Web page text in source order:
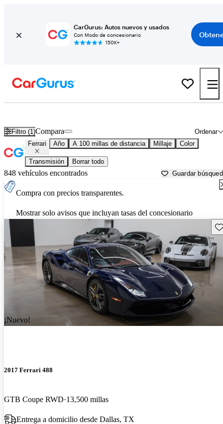
CarGurus: Autos nuevos y usados
Con Modo de concesionario
150K+
Filtro (1) Ordenar
Compara
Ferrari Año A 100 millas de distancia Millaje Color
Transmisión Borrar todo
848 vehículos encontrados Guardar
Compra con precios transparentes.
Mostrar solo avisos que incluyan tasas del concesionario
¡Nuevo!
2017 Ferrari 488
GTB Coupe RWD 13,500 millas
Entrega a domicilio desde Dallas, TX